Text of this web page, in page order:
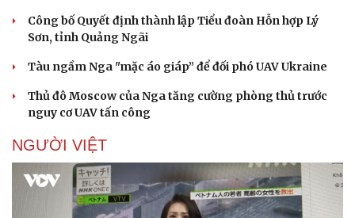
Công bố Quyết định thành lập Tiểu đoàn Hỗn hợp Lý
Sơn, tỉnh Quảng Ngãi
Tàu ngầm Nga "mặc áo giáp” để đối phó UAV Ukraine
Thủ đô Moscow của Nga tăng cường phòng thủ trước
nguy cơ UAV tấn công
NGƯỜI VIỆT